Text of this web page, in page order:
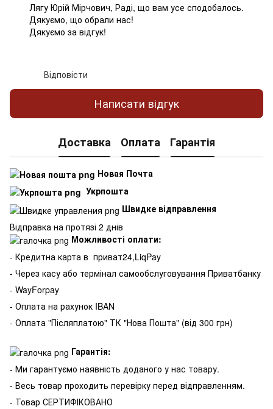
Лягу Юрій Мірчович, Раді, що вам усе сподобалось.
Дякуємо, що обрали нас!
Дякуємо за відгук!
Відповісти
Написати відгук
Доставка Оплата Гарантія
Новая Почта
Укрпошта
Швидке відправлення
Відправка на протязі 2 днів
Можливості оплати:
- Кредитна карта в приват24,LiqPay
- Через касу або термінал самообслуговування Приватбанку
- WayForpay
- Оплата на рахунок IBAN
- Оплата "Післяплатою" ТК "Нова Пошта" (від 300 грн)
Гарантія:
- Ми гарантуємо наявність доданого у нас товару.
- Весь товар проходить перевірку перед відправленням.
- Товар СЕРТИФІКОВАНО